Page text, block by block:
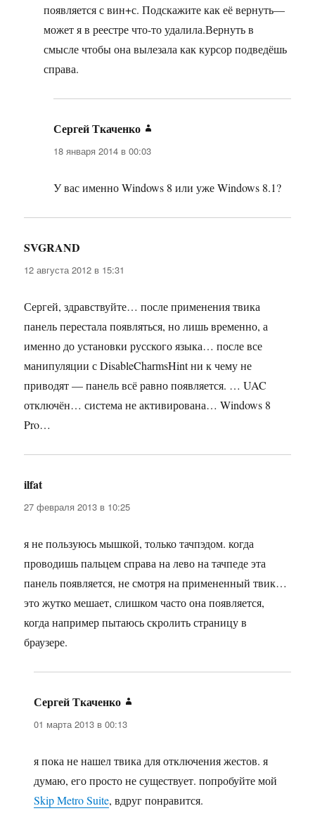
появляется с вин+с. Подскажите как её вернуть—
может я в реестре что-то удалила.Вернуть в
смысле чтобы она вылезала как курсор подведёшь
справа.
Сергей Ткаченко
18 января 2014 в 00:03
У вас именно Windows 8 или уже Windows 8.1?
SVGRAND
12 августа 2012 в 15:31
Сергей, здравствуйте… после применения твика
панель перестала появляться, но лишь временно, а
именно до установки русского языка… после все
манипуляции с DisableCharmsHint ни к чему не
приводят — панель всё равно появляется. … UAC
отключён… система не активирована… Windows 8
Pro…
ilfat:
27 февраля 2013 в 10:25
я не пользуюсь мышкой, только тачпэдом. когда
проводишь пальцем справа на лево на тачпеде эта
панель появляется, не смотря на примененный твик…
это жутко мешает, слишком часто она появляется,
когда например пытаюсь скролить страницу в
браузере.
Сергей Ткаченко
01 марта 2013 в 00:13
я пока не нашел твика для отключения жестов. я
думаю, его просто не существует. попробуйте мой
Skip Metro Suite, вдруг понравится.